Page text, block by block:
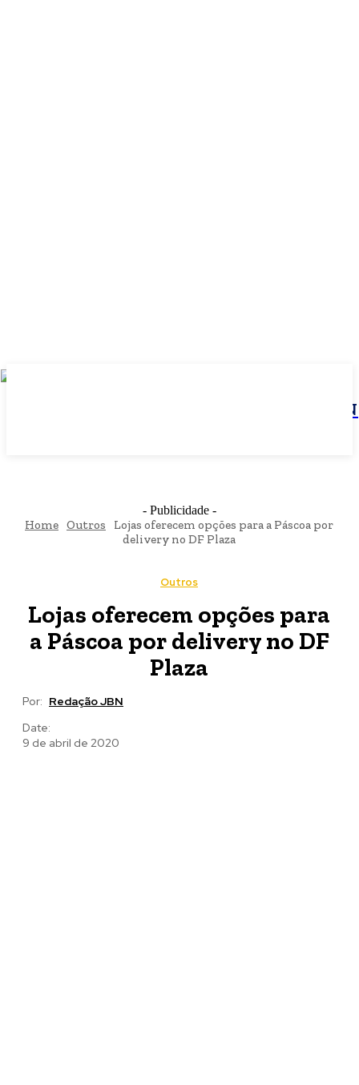
JBN
- Publicidade -
Home Outros
Lojas oferecem opções para a Páscoa por
delivery no DF Plaza
Outros
Lojas oferecem opções para
a Páscoa por delivery no DF
Plaza
Por: Redação JBN
Date:
9 de abril de 2020